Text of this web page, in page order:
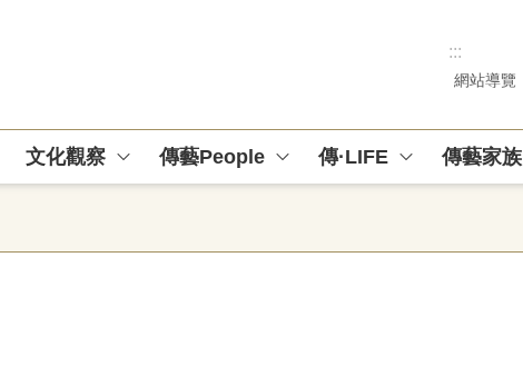
:::
網站導覽
文化觀察 傳藝People 傳·LIFE 傳藝家族